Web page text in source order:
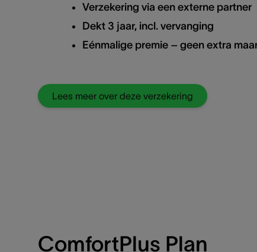
Verzekering via een externe partner
Dekt 3 jaar, incl. vervanging
Eénmalige premie – geen extra
Lees meer over deze verzekering
ComfortPlus Plan